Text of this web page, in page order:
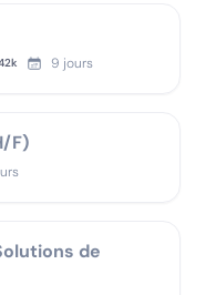
k 9 jours
F)
de